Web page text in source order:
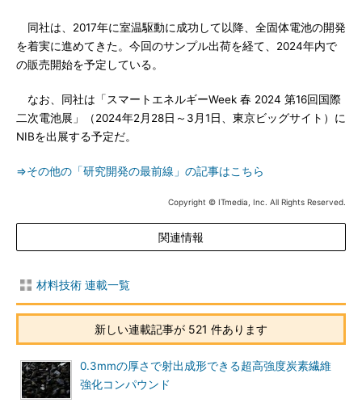
同社は、2017年に室温駆動に成功して以降、全固体電池の開発
を着実に進めてきた。今回のサンプル出荷を経て、2024年内で
の販売開始を予定している。
なお、同社は「スマートエネルギーWeek 春 2024 第16回国際
二次電池展」（2024年2月28日～3月1日、東京ビッグサイト）に
NIBを出展する予定だ。
⇒その他の「研究開発の最前線」の記事はこちら
Copyright © ITmedia, Inc. All Rights Reserved.
関連情報
材料技術 連載一覧
新しい連載記事が 521 件あります
0.3mmの厚さで射出成形できる超高強度炭素繊維
強化コンパウンド